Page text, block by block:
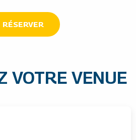
RÉSERVER
VOTRE VENUE